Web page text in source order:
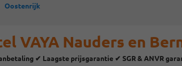
Oostenrijk
VAYA Nauders en
✔ Laagste prijsgarantie ✔ SGR & ANVR